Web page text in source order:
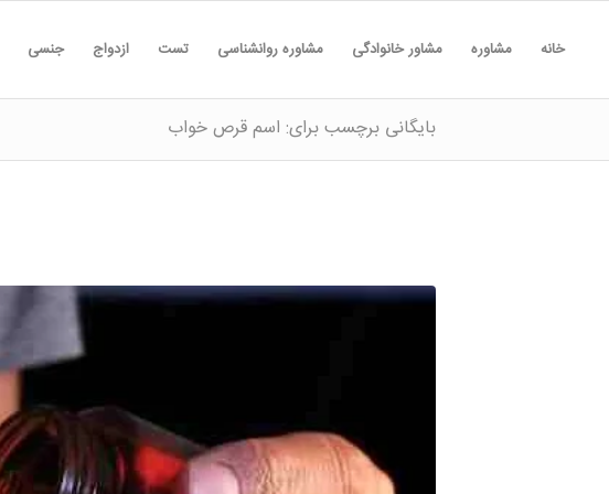
خانه مشاوره مشاور خانوادگی مشاوره روانشناسی تست ازدواج جنسی
بایگانی برچسب برای: اسم قرص خواب